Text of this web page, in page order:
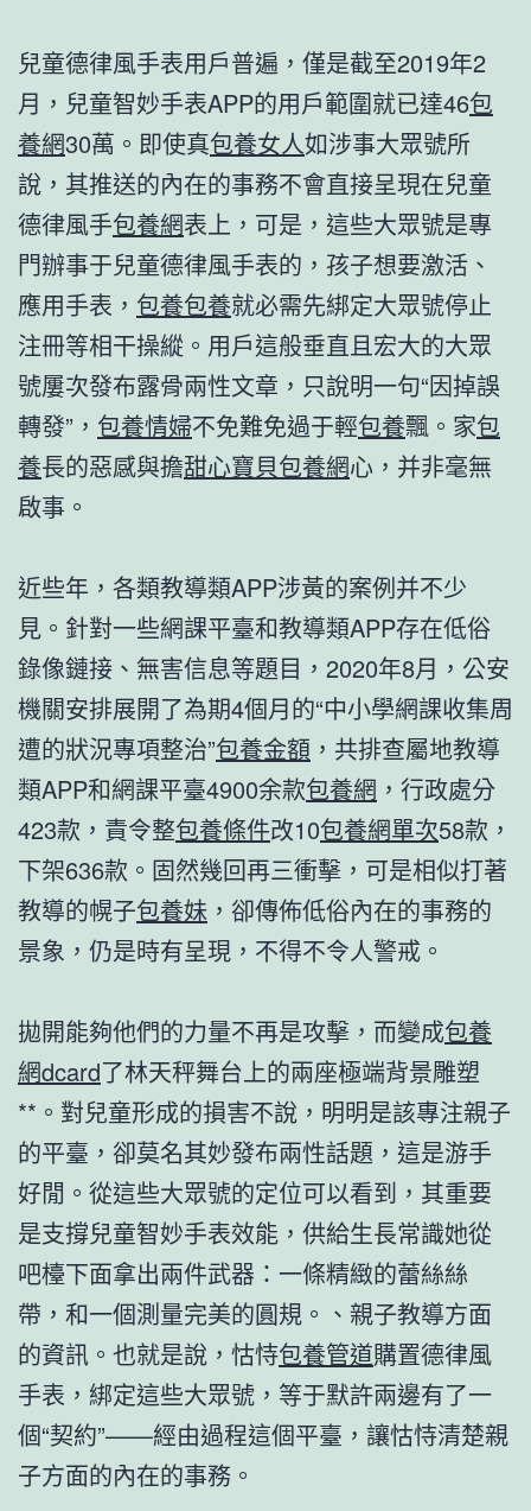
兒童德律風手表用戶普遍，僅是截至2019年2
月，兒童智妙手表APP的用戶範圍就已達46包
養網30萬。即使真包養女人如涉事大眾號所
說，其推送的內在的事務不會直接呈現在兒童
德律風手包養網表上，可是，這些大眾號是專
門辦事于兒童德律風手表的，孩子想要激活、
應用手表， 包養包養就必需先綁定大眾號停止
注冊等相干操縱。用戶這般垂直且宏大的大眾
號屢次發布露骨兩性文章，只說明一句“因掉誤
轉發”， 包養情婦不免難免過于輕包養飄。家包
養長的惡感與擔甜心寶貝包養網心，并非毫無
啟事。
近些年，各類教導類APP涉黃的案例并不少
見。針對一些網課平臺和教導類APP存在低俗
錄像鏈接、無害信息等題目，2020年8月，公安
機關安排展開了為期4個月的“中小學網課收集周
遭的狀況專項整治”包養金額 ，共排查屬地教導
類APP和網課平臺4900余款包養網 ，行政處分
423款，責令整包養條件改10包養網單次58款，
下架636款。固然幾回再三衝擊，可是相似打著
教導的幌子包養妹 ，卻傳佈低俗內在的事務的
景象，仍是時有呈現，不得不令人警戒。
拋開能夠他們的力量不再是攻擊，而變成包養
網dcard了林天秤舞台上的兩座極端背景雕塑
**。對兒童形成的損害不說，明明是該專注親子
的平臺，卻莫名其妙發布兩性話題，這是游手
好閒。從這些大眾號的定位可以看到，其重要
是支撐兒童智妙手表效能，供給生長常識她從
吧檯下面拿出兩件武器：一條精緻的蕾絲絲
帶，和一個測量完美的圓規。、親子教導方面
的資訊。也就是說，怙恃包養管道購置德律風
手表，綁定這些大眾號，等于默許兩邊有了一
個“契約”——經由過程這個平臺，讓怙恃清楚親
子方面的內在的事務。